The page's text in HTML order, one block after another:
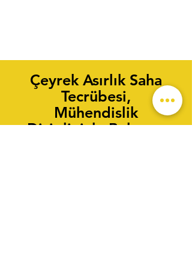
Çeyrek Asırlık Saha
Tecrübesi,
Mühendislik
Disipliniyle Buluştu.